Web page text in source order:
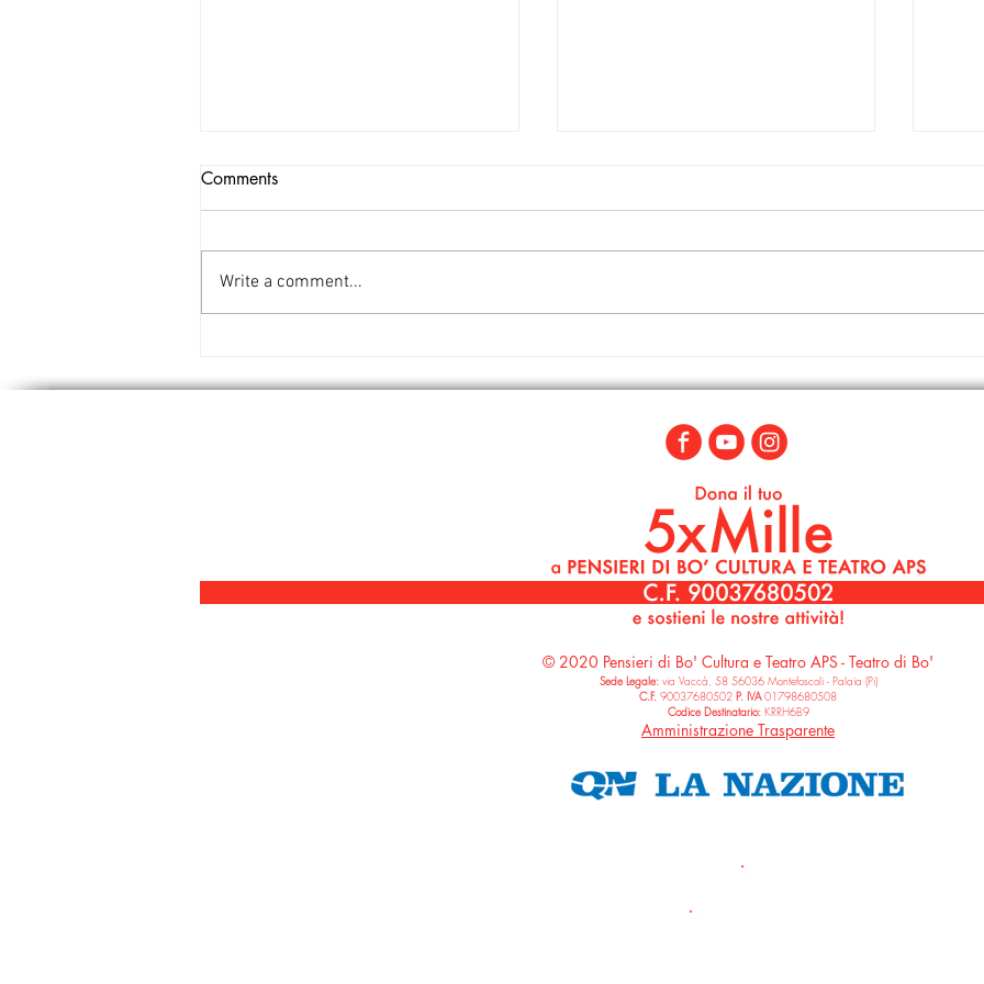
Creativi sulla Cittadinanza
memoria all'I.C. "Leonardo da
di
Comments
Write a comment...
© 2020 Pensieri di Bo' Cultura e Teatro APS - Teatro di Bo'
Sede Legale: via Vaccà, 58 56036 Montefoscoli - Palaia (Pi)
C.F. 90037680502 P. IVA01798680508
Codice Destinatario:KRRH6B9
Amministrazione Trasparente